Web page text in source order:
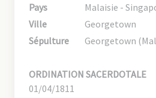
Pays
Malaisie -
Ville
Georgetown
Sépulture
Georgetown
ORDINATION SACERDOTALE
01/04/1811